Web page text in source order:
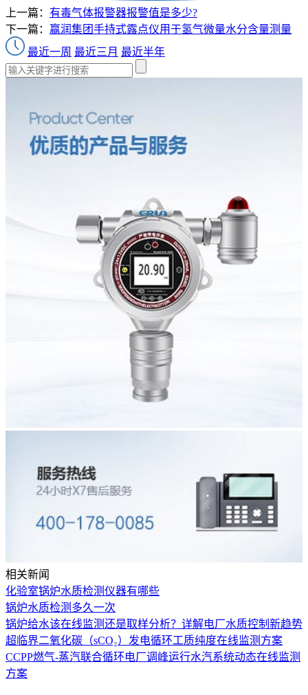
上一篇： 有毒气体报警器报警值是多少?
下一篇： 赢润集团手持式露点仪用于氢气微量水分含量测量
最近一周 最近三月 最近半年
相关新闻
化验室锅炉水质检测仪器有哪些
锅炉水质检测多久一次
锅炉给水该在线监测还是取样分析？详解电厂水质控制新趋势
超临界二氧化碳（sCO₂）发电循环工质纯度在线监测方案
CCPP燃气-蒸汽联合循环电厂调峰运行水汽系统动态在线监测
方案